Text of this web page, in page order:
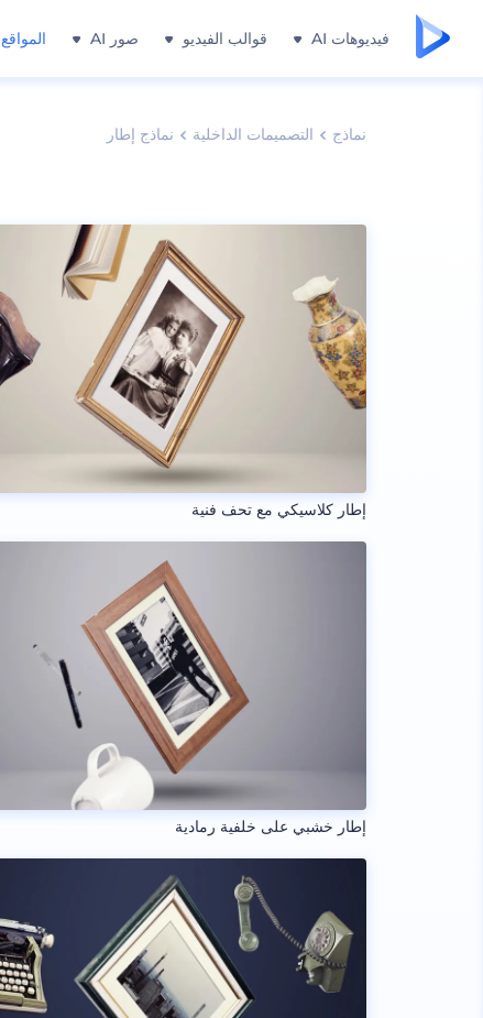
فيديوهات AI قوالب الفيديو صور AI المواقع
نماذج التصميمات الداخلية نماذج إطار
إطار كلاسيكي مع تحف فنية
إطار خشبي على خلفية رمادية